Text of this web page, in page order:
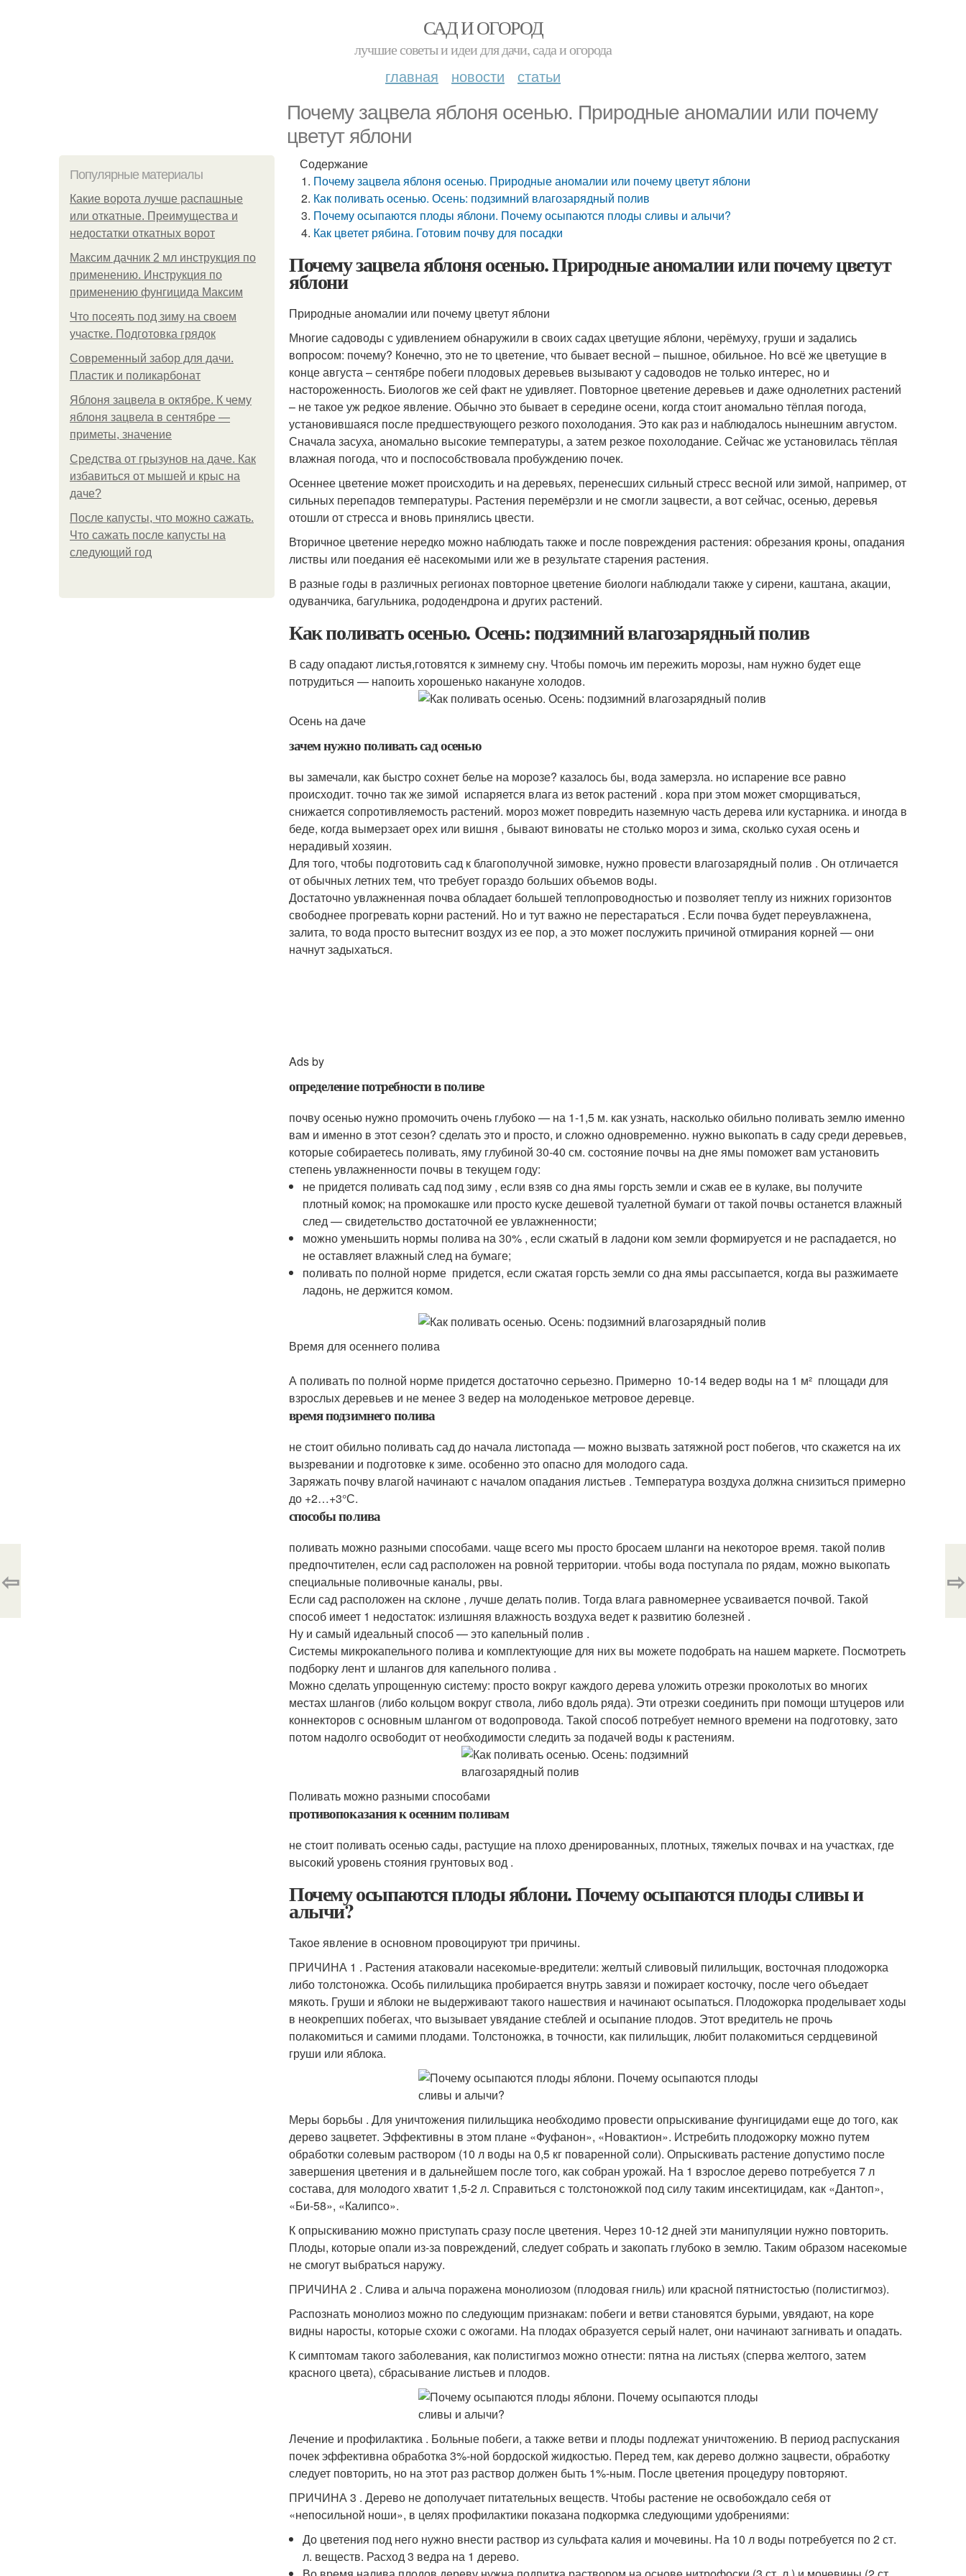
САД И ОГОРОД
лучшие советы и идеи для дачи, сада и огорода
главная новости статьи
Почему зацвела яблоня осенью. Природные аномалии или почему
цветут яблони
Популярные материалы
Какие ворота лучше распашные
или откатные. Преимущества и
недостатки откатных ворот
Максим дачник 2 мл инструкция по
применению. Инструкция по
применению фунгицида Максим
Что посеять под зиму на своем
участке. Подготовка грядок
Современный забор для дачи.
Пластик и поликарбонат
Яблоня зацвела в октябре. К чему
яблоня зацвела в сентябре —
приметы, значение
Средства от грызунов на даче. Как
избавиться от мышей и крыс на
даче?
После капусты, что можно сажать.
Что сажать после капусты на
следующий год
Содержание
Почему зацвела яблоня осенью. Природные аномалии или почему цветут яблони
Как поливать осенью. Осень: подзимний влагозарядный полив
Почему осыпаются плоды яблони. Почему осыпаются плоды сливы и алычи?
Как цветет рябина. Готовим почву для посадки
Почему зацвела яблоня осенью. Природные аномалии или почему цветут
яблони
Природные аномалии или почему цветут яблони
Многие садоводы с удивлением обнаружили в своих садах цветущие яблони, черёмуху, груши и задались
вопросом: почему? Конечно, это не то цветение, что бывает весной – пышное, обильное. Но всё же цветущие в
конце августа – сентябре побеги плодовых деревьев вызывают у садоводов не только интерес, но и
настороженность. Биологов же сей факт не удивляет. Повторное цветение деревьев и даже однолетних растений
– не такое уж редкое явление. Обычно это бывает в середине осени, когда стоит аномально тёплая погода,
установившаяся после предшествующего резкого похолодания. Это как раз и наблюдалось нынешним августом.
Сначала засуха, аномально высокие температуры, а затем резкое похолодание. Сейчас же установилась тёплая
влажная погода, что и поспособствовала пробуждению почек.
Осеннее цветение может происходить и на деревьях, перенесших сильный стресс весной или зимой, например, от
сильных перепадов температуры. Растения перемёрзли и не смогли зацвести, а вот сейчас, осенью, деревья
отошли от стресса и вновь принялись цвести.
Вторичное цветение нередко можно наблюдать также и после повреждения растения: обрезания кроны, опадания
листвы или поедания её насекомыми или же в результате старения растения.
В разные годы в различных регионах повторное цветение биологи наблюдали также у сирени, каштана, акации,
одуванчика, багульника, рододендрона и других растений.
Как поливать осенью. Осень: подзимний влагозарядный полив
В саду опадают листья,готовятся к зимнему сну. Чтобы помочь им пережить морозы, нам нужно будет еще
потрудиться — напоить хорошенько накануне холодов.
Осень на даче
зачем нужно поливать сад осенью
вы замечали, как быстро сохнет белье на морозе? казалось бы, вода замерзла. но испарение все равно
происходит. точно так же зимой испаряется влага из веток растений . кора при этом может сморщиваться,
снижается сопротивляемость растений. мороз может повредить наземную часть дерева или кустарника. и иногда в
беде, когда вымерзает орех или вишня , бывают виноваты не столько мороз и зима, сколько сухая осень и
нерадивый хозяин.
Для того, чтобы подготовить сад к благополучной зимовке, нужно провести влагозарядный полив . Он отличается
от обычных летних тем, что требует гораздо больших объемов воды.
Достаточно увлажненная почва обладает большей теплопроводностью и позволяет теплу из нижних горизонтов
свободнее прогревать корни растений. Но и тут важно не перестараться . Если почва будет переувлажнена,
залита, то вода просто вытеснит воздух из ее пор, а это может послужить причиной отмирания корней — они
начнут задыхаться.
Ads by
определение потребности в поливе
почву осенью нужно промочить очень глубоко — на 1-1,5 м. как узнать, насколько обильно поливать землю именно
вам и именно в этот сезон? сделать это и просто, и сложно одновременно. нужно выкопать в саду среди деревьев,
которые собираетесь поливать, яму глубиной 30-40 см. состояние почвы на дне ямы поможет вам установить
степень увлажненности почвы в текущем году:
не придется поливать сад под зиму , если взяв со дна ямы горсть земли и сжав ее в кулаке, вы получите
плотный комок; на промокашке или просто куске дешевой туалетной бумаги от такой почвы останется влажный
след — свидетельство достаточной ее увлажненности;
можно уменьшить нормы полива на 30% , если сжатый в ладони ком земли формируется и не распадается, но
не оставляет влажный след на бумаге;
поливать по полной норме придется, если сжатая горсть земли со дна ямы рассыпается, когда вы разжимаете
ладонь, не держится комом.
Время для осеннего полива
А поливать по полной норме придется достаточно серьезно. Примерно 10-14 ведер воды на 1 м² площади для
взрослых деревьев и не менее 3 ведер на молоденькое метровое деревце.
время подзимнего полива
не стоит обильно поливать сад до начала листопада — можно вызвать затяжной рост побегов, что скажется на их
вызревании и подготовке к зиме. особенно это опасно для молодого сада.
Заряжать почву влагой начинают с началом опадания листьев . Температура воздуха должна снизиться примерно
до +2…+3°С.
способы полива
поливать можно разными способами. чаще всего мы просто бросаем шланги на некоторое время. такой полив
предпочтителен, если сад расположен на ровной территории. чтобы вода поступала по рядам, можно выкопать
специальные поливочные каналы, рвы.
Если сад расположен на склоне , лучше делать полив. Тогда влага равномернее усваивается почвой. Такой
способ имеет 1 недостаток: излишняя влажность воздуха ведет к развитию болезней .
Ну и самый идеальный способ — это капельный полив .
Системы микрокапельного полива и комплектующие для них вы можете подобрать на нашем маркете. Посмотреть
подборку лент и шлангов для капельного полива .
Можно сделать упрощенную систему: просто вокруг каждого дерева уложить отрезки проколотых во многих
местах шлангов (либо кольцом вокруг ствола, либо вдоль ряда). Эти отрезки соединить при помощи штуцеров или
коннекторов с основным шлангом от водопровода. Такой способ потребует немного времени на подготовку, зато
потом надолго освободит от необходимости следить за подачей воды к растениям.
Поливать можно разными способами
противопоказания к осенним поливам
не стоит поливать осенью сады, растущие на плохо дренированных, плотных, тяжелых почвах и на участках, где
высокий уровень стояния грунтовых вод .
Почему осыпаются плоды яблони. Почему осыпаются плоды сливы и
алычи?
Такое явление в основном провоцируют три причины.
ПРИЧИНА 1 . Растения атаковали насекомые-вредители: желтый сливовый пилильщик, восточная плодожорка
либо толстоножка. Особь пилильщика пробирается внутрь завязи и пожирает косточку, после чего объедает
мякоть. Груши и яблоки не выдерживают такого нашествия и начинают осыпаться. Плодожорка проделывает ходы
в неокрепших побегах, что вызывает увядание стеблей и осыпание плодов. Этот вредитель не прочь
полакомиться и самими плодами. Толстоножка, в точности, как пилильщик, любит полакомиться сердцевиной
груши или яблока.
Меры борьбы . Для уничтожения пилильщика необходимо провести опрыскивание фунгицидами еще до того, как
дерево зацветет. Эффективны в этом плане «Фуфанон», «Новактион». Истребить плодожорку можно путем
обработки солевым раствором (10 л воды на 0,5 кг поваренной соли). Опрыскивать растение допустимо после
завершения цветения и в дальнейшем после того, как собран урожай. На 1 взрослое дерево потребуется 7 л
состава, для молодого хватит 1,5-2 л. Справиться с толстоножкой под силу таким инсектицидам, как «Дантоп»,
«Би-58», «Калипсо».
К опрыскиванию можно приступать сразу после цветения. Через 10-12 дней эти манипуляции нужно повторить.
Плоды, которые опали из-за повреждений, следует собрать и закопать глубоко в землю. Таким образом насекомые
не смогут выбраться наружу.
ПРИЧИНА 2 . Слива и алыча поражена монолиозом (плодовая гниль) или красной пятнистостью (полистигмоз).
Распознать монолиоз можно по следующим признакам: побеги и ветви становятся бурыми, увядают, на коре
видны наросты, которые схожи с ожогами. На плодах образуется серый налет, они начинают загнивать и опадать.
К симптомам такого заболевания, как полистигмоз можно отнести: пятна на листьях (сперва желтого, затем
красного цвета), сбрасывание листьев и плодов.
Лечение и профилактика . Больные побеги, а также ветви и плоды подлежат уничтожению. В период распускания
почек эффективна обработка 3%-ной бордоской жидкостью. Перед тем, как дерево должно зацвести, обработку
следует повторить, но на этот раз раствор должен быть 1%-ным. После цветения процедуру повторяют.
ПРИЧИНА 3 . Дерево не дополучает питательных веществ. Чтобы растение не освобождало себя от
«непосильной ноши», в целях профилактики показана подкормка следующими удобрениями:
До цветения под него нужно внести раствор из сульфата калия и мочевины. На 10 л воды потребуется по 2 ст.
л. веществ. Расход 3 ведра на 1 дерево.
⇦ ⇨